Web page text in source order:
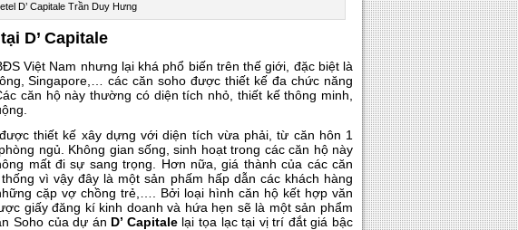
D’ Capitale Trần Duy Hưng
D’ Capitale
Việt Nam nhưng lại khá phổ biến trên thế giới, đặc biệt là
Singapore,… các căn soho được thiết kế đa chức năng
căn hộ này thường có diện tích nhỏ, thiết kế thông minh,
thiết kế xây dựng với diện tích vừa phải, từ căn hôn 1
ngủ. Không gian sống, sinh hoạt trong các căn hộ này
mất đi sự sang trọng. Hơn nữa, giá thành của các căn
vì vậy đây là một sản phấm hấp dẫn các khách hàng
cặp vợ chồng trẻ,…. Bởi loại hình căn hộ kết hợp văn
giấy đăng kí kinh doanh và hứa hẹn sẽ là một sản phẩm
Soho của dự án D’ Capitalelại tọa lạc tại vị trí đắt giá bậc